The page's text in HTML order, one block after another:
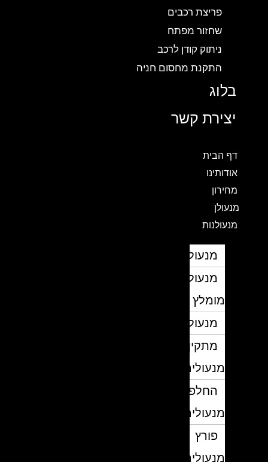
פריצת רכבים
שחזור מפתח
ניתוק קודן לרכב
התקנת מחסום חניה
בלוג
יצירת קשר
דף הבית
אודותינו
מחירון
מנעולן
מנעולנות
מנעולן
מנעולן
מומלץ
מנעולנים
מתקין
מנעולים
החלפת
מנעולים
פורץ
מנעולים